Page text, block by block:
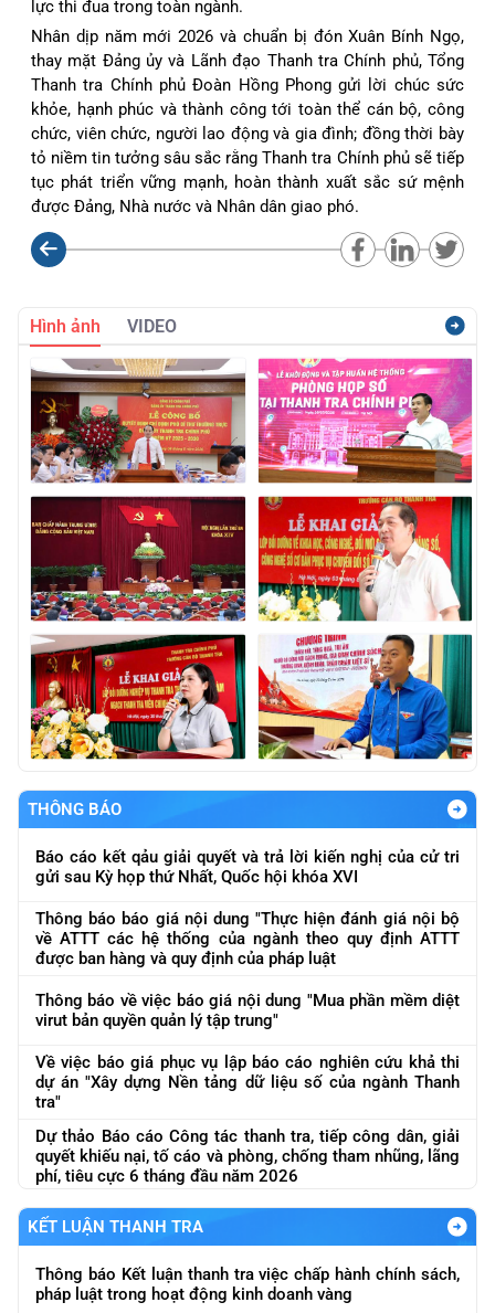
lực thi đua trong toàn ngành.
Nhân dịp năm mới 2026 và chuẩn bị đón Xuân Bính Ngọ,
thay mặt Đảng ủy và Lãnh đạo Thanh tra Chính phủ, Tổng
Thanh tra Chính phủ Đoàn Hồng Phong gửi lời chúc sức
khỏe, hạnh phúc và thành công tới toàn thể cán bộ, công
chức, viên chức, người lao động và gia đình; đồng thời bày
tỏ niềm tin tưởng sâu sắc rằng Thanh tra Chính phủ sẽ tiếp
tục phát triển vững mạnh, hoàn thành xuất sắc sứ mệnh
được Đảng, Nhà nước và Nhân dân giao phó.
Hình ảnh VIDEO
THÔNG BÁO
Báo cáo kết qảu giải quyết và trả lời kiến nghị của cử tri
gửi sau Kỳ họp thứ Nhất, Quốc hội khóa XVI
Thông báo báo giá nội dung "Thực hiện đánh giá nội bộ
về ATTT các hệ thống của ngành theo quy định ATTT
được ban hàng và quy định của pháp luật
Thông báo về việc báo giá nội dung "Mua phần mềm diệt
virut bản quyền quản lý tập trung"
Về việc báo giá phục vụ lập báo cáo nghiên cứu khả thi
dự án "Xây dựng Nền tảng dữ liệu số của ngành Thanh
tra"
Dự thảo Báo cáo Công tác thanh tra, tiếp công dân, giải
quyết khiếu nại, tố cáo và phòng, chống tham nhũng, lãng
phí, tiêu cực 6 tháng đầu năm 2026
KẾT LUẬN THANH TRA
Thông báo Kết luận thanh tra việc chấp hành chính sách,
pháp luật trong hoạt động kinh doanh vàng